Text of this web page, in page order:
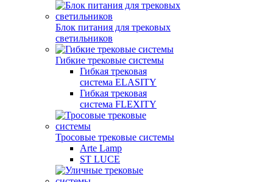
Блок питания для трековых
светильников
Гибкие трековые системы
Гибкая трековая
система ELASITY
Гибкая трековая
система FLEXITY
Тросовые трековые системы
Arte Lamp
ST LUCE